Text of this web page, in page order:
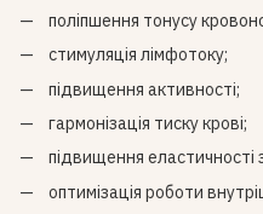
поліпшення тонусу
стимуляція лімфотоку;
підвищення активності;
гармонізація тиску крові;
підвищення еластичності
оптимізація роботи